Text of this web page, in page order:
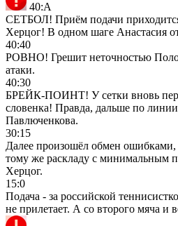
40:А
СЕТБОЛ! Приём подачи
Херцог! В одном шаге Анастасия
40:40
РОВНО! Грешит неточностью
атаки.
40:30
БРЕЙК-ПОИНТ! У сетки вновь
словенка! Правда, дальше по
Павлюченкова.
30:15
Далее произошёл обмен ошибками,
тому же раскладу с минимальным
Херцог.
15:0
Подача - за российской
не прилетает. А со второго мяча и